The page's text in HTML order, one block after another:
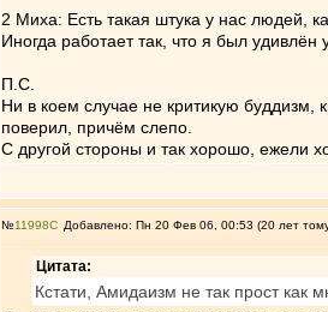
2 Миха: Есть такая штука у нас людей,
Иногда работает так, что я был удивлён
П.С.
Ни в коем случае не критикую буддизм,
поверил, причём слепо.
С другой стороны и так хорошо, ежели
№11998 Добавлено: Пн 20 Фев 06, 00:53 (20 лет
Цитата:
Кстати, Амидаизм не так прост как